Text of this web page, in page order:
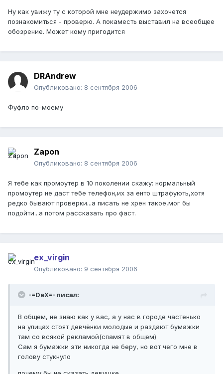
Ну как увижу ту с которой мне неудержимо захочется
познакомиться - проверю. А покаместь выставил на всеобщее
обозрение. Может кому пригодится
DRAndrew
Опубликовано: 8 сентября 2006
Фуфло по-моему
Zapon
Опубликовано: 8 сентября 2006
Я тебе как промоутер в 10 поколении скажу: нормальный
промоутер не даст тебе телефон,их за енто штрафують,хотя
редко бывают проверки...а писать не хрен такое,мог бы
подойти...а потом рассказать про фаст.
ex_virgin
Опубликовано: 9 сентября 2006
-=DeX=- писал:
В общем, не знаю как у вас, а у нас в городе частенько
на улицах стоят девчёнки молодые и раздают бумажки
там со всякой рекламой(спамят в общем)
Сам я бумажки эти никогда не беру, но вот чего мне в
голову стукнуло